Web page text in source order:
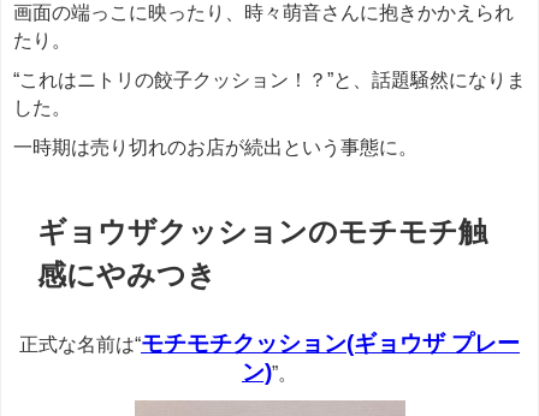
画面の端っこに映ったり、時々萌音さんに抱きかかえられ
たり。
“これはニトリの餃子クッション！？”と、話題騒然になりま
した。
一時期は売り切れのお店が続出という事態に。
ギョウザクッションのモチモチ触
感にやみつき
正式な名前は“モチモチクッション(ギョウザ プレー
ン)”。